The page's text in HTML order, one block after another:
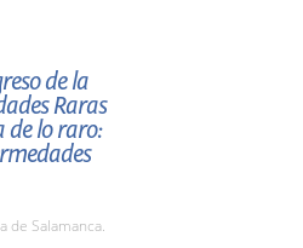
de la
Raras
de lo raro:
de Salamanca.